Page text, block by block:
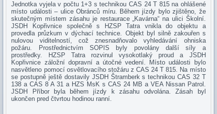
Jednotka vyjela v počtu 1+3 s technikou CAS 24 T 815 na ohlášené
místo události – ulice Obránců míru. Během jízdy bylo zjištěno, že
skutečným místem zásahu je restaurace „Kavárna“ na ulici Školní.
JSDH Kopřivnice společně s HZSP Tatra vnikla do objektu a
provedla průzkum v dýchací technice. Objekt byl silně zakouřen s
nulovou viditelností, což znesnadňovalo vyhledávání ohniska
požáru. Prostřednictvím SOPIS byly povolány další síly a
prostředky. HZSP Tatra rozvinul vysokotlaký proud a JSDH
Kopřivnice záložní dopravní a útočné vedení. Místo události bylo
nasvětleno pomocí osvětlovacího stožáru z CAS 24 T 815. Na místo
se postupně ještě dostavily JSDH Štramberk s technikou CAS 32 T
138 a CAS 8 A 31 a HZS MsK s CAS 24 MB a VEA Nissan Patrol.
JSDH Příbor byla během jízdy k zásahu odvolána. Zásah byl
ukončen pred čtvrtou hodinou ranní.